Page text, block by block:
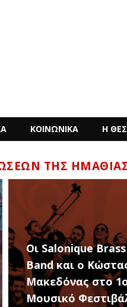
ΚΟΙΝΩΝΙΚΑ Η
ΤΗΣ
“Back to the ’80s &
’90s” με τον Κώστα
Μπίγαλη την
27 Αυγούστου,
1ο Φεστιβάλ